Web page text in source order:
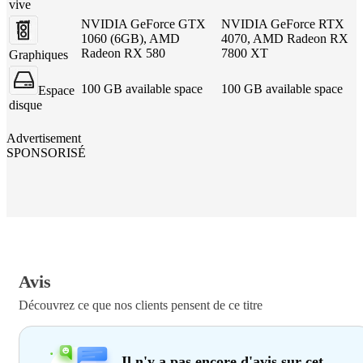
vive
Graphiques
NVIDIA GeForce GTX
1060 (6GB), AMD
Radeon RX 580
NVIDIA GeForce RTX
4070, AMD Radeon RX
7800 XT
Espace
disque
100 GB available space 100 GB available space
Advertisement
SPONSORISÉ
Avis
Découvrez ce que nos clients pensent de ce titre